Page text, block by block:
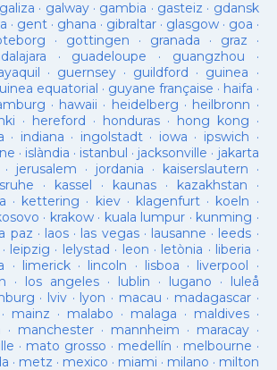
galiza · galway· gambia · gasteiz · gdansk
· gent· ghana · gibraltar· glasgow· goa ·
· gottingen · granada · graz ·
· guadeloupe · guangzhou ·
· guernsey· guildford · guinea ·
equatorial · guyane française · haifa ·
· hawaii · heidelberg · heilbronn ·
· hereford · honduras· hong kong ·
· indiana · ingolstadt· iowa · ipswich ·
· islàndia · istanbul · jacksonville · jakarta
· jerusalem · jordania · kaiserslautern ·
· kassel · kaunas· kazakhstan ·
· kettering · kiev· klagenfurt · koeln ·
· krakow· kuala lumpur · kunming ·
paz · laos· las vegas· lausanne · leeds ·
· leipzig · lelystad · leon · letònia · liberia ·
· limerick· lincoln · lisboa · liverpool ·
· los angeles· lublin · lugano · luleå
· lviv · lyon · macau · madagascar·
· mainz · malabo · malaga · maldives·
· manchester· mannheim · maracay·
· mato grosso · medellín · melbourne ·
· metz · mexico · miami · milano · milton